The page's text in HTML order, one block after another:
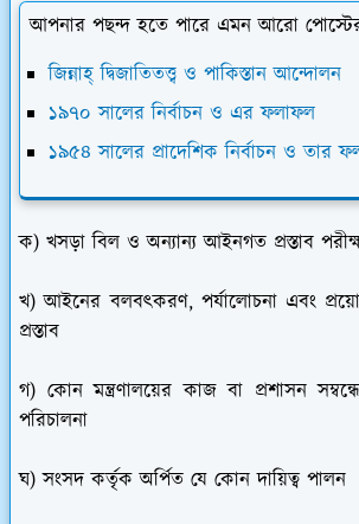
আপনার পছন্দ হতে পারে এমন আরো
জিন্নাহ্ দ্বিজাতিতত্ত্ব ও পাকিস্তান আন্দোলন
১৯৭০ সালের নির্বাচন ও এর ফলাফল
১৯৫৪ সালের প্রাদেশিক নির্বাচন ও তার
ক) খসড়া বিল ও অন্যান্য আইনগত প্রস্তাব
খ) আইনের বলবৎকরণ, পর্যালোচনা এবং
প্রস্তাব
গ) কোন মন্ত্রণালয়ের কাজ বা প্রশাসন
পরিচালনা
ঘ) সংসদ কর্তৃক অর্পিত যে কোন দায়িত্ব পালন